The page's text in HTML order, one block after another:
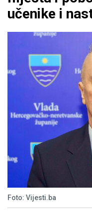
učenike i
Foto: Vijesti.ba